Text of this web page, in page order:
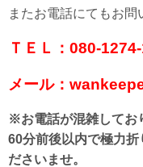
またお電話にてもお問
ＴＥＬ：080-
メール：
※お電話が混雑してお
60分前後以内で極力折
ださいませ。